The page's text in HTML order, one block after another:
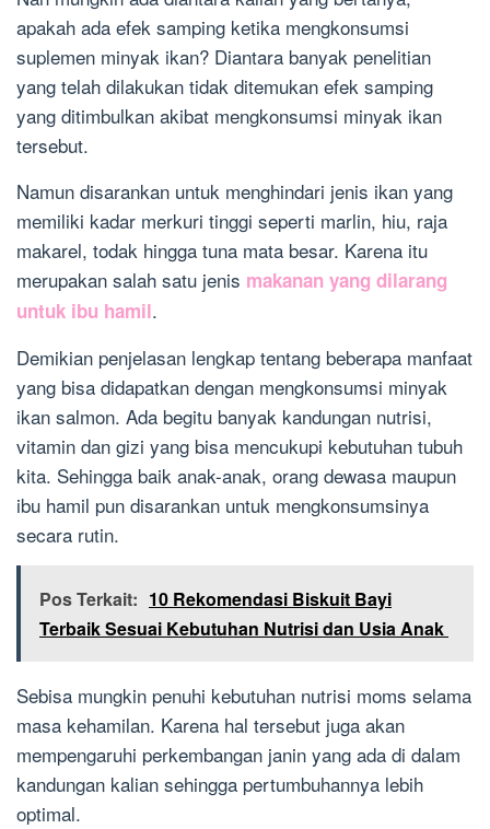
apakah ada efek samping ketika mengkonsumsi
suplemen minyak ikan? Diantara banyak penelitian
yang telah dilakukan tidak ditemukan efek samping
yang ditimbulkan akibat mengkonsumsi minyak ikan
tersebut.
Namun disarankan untuk menghindari jenis ikan yang
memiliki kadar merkuri tinggi seperti marlin, hiu, raja
makarel, todak hingga tuna mata besar. Karena itu
merupakan salah satu jenis makanan yang dilarang
untuk ibu hamil.
Demikian penjelasan lengkap tentang beberapa manfaat
yang bisa didapatkan dengan mengkonsumsi minyak
ikan salmon. Ada begitu banyak kandungan nutrisi,
vitamin dan gizi yang bisa mencukupi kebutuhan tubuh
kita. Sehingga baik anak-anak, orang dewasa maupun
ibu hamil pun disarankan untuk mengkonsumsinya
secara rutin.
Pos Terkait: 10 Rekomendasi Biskuit Bayi
Terbaik Sesuai Kebutuhan Nutrisi dan Usia Anak
Sebisa mungkin penuhi kebutuhan nutrisi moms selama
masa kehamilan. Karena hal tersebut juga akan
mempengaruhi perkembangan janin yang ada di dalam
kandungan kalian sehingga pertumbuhannya lebih
optimal.